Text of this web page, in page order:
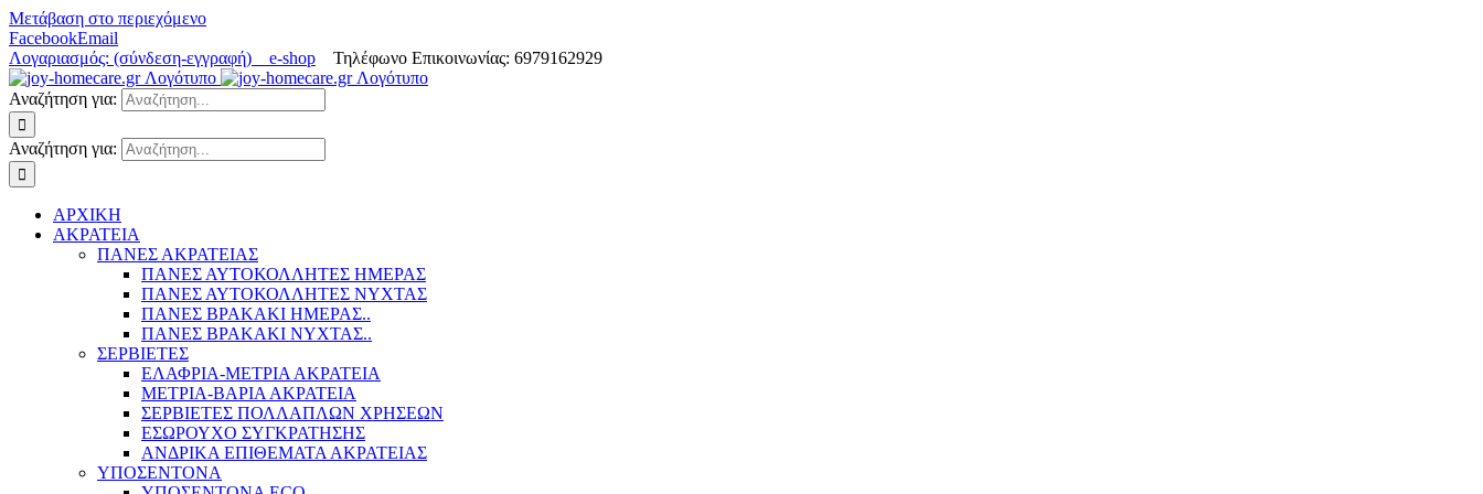
Μετάβαση στο περιεχόμενο
FacebookEmail
Λογαριασμός: (σύνδεση-εγγραφή) e-shop Τηλέφωνο Επικοινωνίας: 6979162929
Αναζήτηση για:
Αναζήτηση για:
ΑΡΧΙΚΗ
ΑΚΡΑΤΕΙΑ
ΠΑΝΕΣ ΑΚΡΑΤΕΙΑΣ
ΠΑΝΕΣ ΑΥΤΟΚΟΛΛΗΤΕΣ ΗΜΕΡΑΣ
ΠΑΝΕΣ ΑΥΤΟΚΟΛΛΗΤΕΣ ΝΥΧΤΑΣ
ΠΑΝΕΣ ΒΡΑΚΑΚΙ ΗΜΕΡΑΣ..
ΠΑΝΕΣ ΒΡΑΚΑΚΙ ΝΥΧΤΑΣ..
ΣΕΡΒΙΕΤΕΣ
ΕΛΑΦΡΙΑ-ΜΕΤΡΙΑ ΑΚΡΑΤΕΙΑ
ΜΕΤΡΙΑ-ΒΑΡΙΑ ΑΚΡΑΤΕΙΑ
ΣΕΡΒΙΕΤΕΣ ΠΟΛΛΑΠΛΩΝ ΧΡΗΣΕΩΝ
ΕΣΩΡΟΥΧΟ ΣΥΓΚΡΑΤΗΣΗΣ
ΑΝΔΡΙΚΑ ΕΠΙΘΕΜΑΤΑ ΑΚΡΑΤΕΙΑΣ
ΥΠΟΣΕΝΤΟΝΑ